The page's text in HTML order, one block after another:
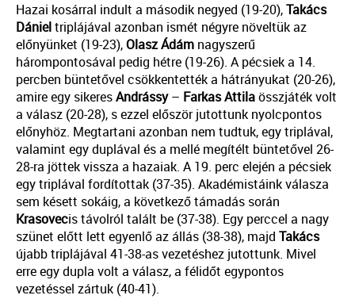
Hazai kosárral indult a második negyed (19-20),Takács
Dánieltriplájával azonban ismét négyre növeltük az
előnyünket (19-23),OlaszÁdám nagyszerű
hárompontosával pedig hétre (19-26). A pécsiek a 14.
percben büntetővel csökkentették a hátrányukat (20-26),
amire egy sikeresAndrássy– FarkasAttilaösszjáték volt
a válasz (20-28), s ezzel először jutottunk nyolcpontos
előnyhöz. Megtartani azonban nem tudtuk, egy triplával,
valamint egy duplával és a mellé megítélt büntetővel 26-
28-ra jöttek vissza a hazaiak. A 19. perc elején a pécsiek
egy triplával fordítottak (37-35). Akadémistáink válasza
sem késett sokáig, a következő támadás során
Krasovecis távolról talált be (37-38). Egy perccel a nagy
szünet előtt lett egyenlő az állás (38-38), majd Takács
újabb triplájával 41-38-as vezetéshez jutottunk. Mivel
erre egy dupla volt a válasz, a félidőt egypontos
vezetéssel zártuk (40-41).